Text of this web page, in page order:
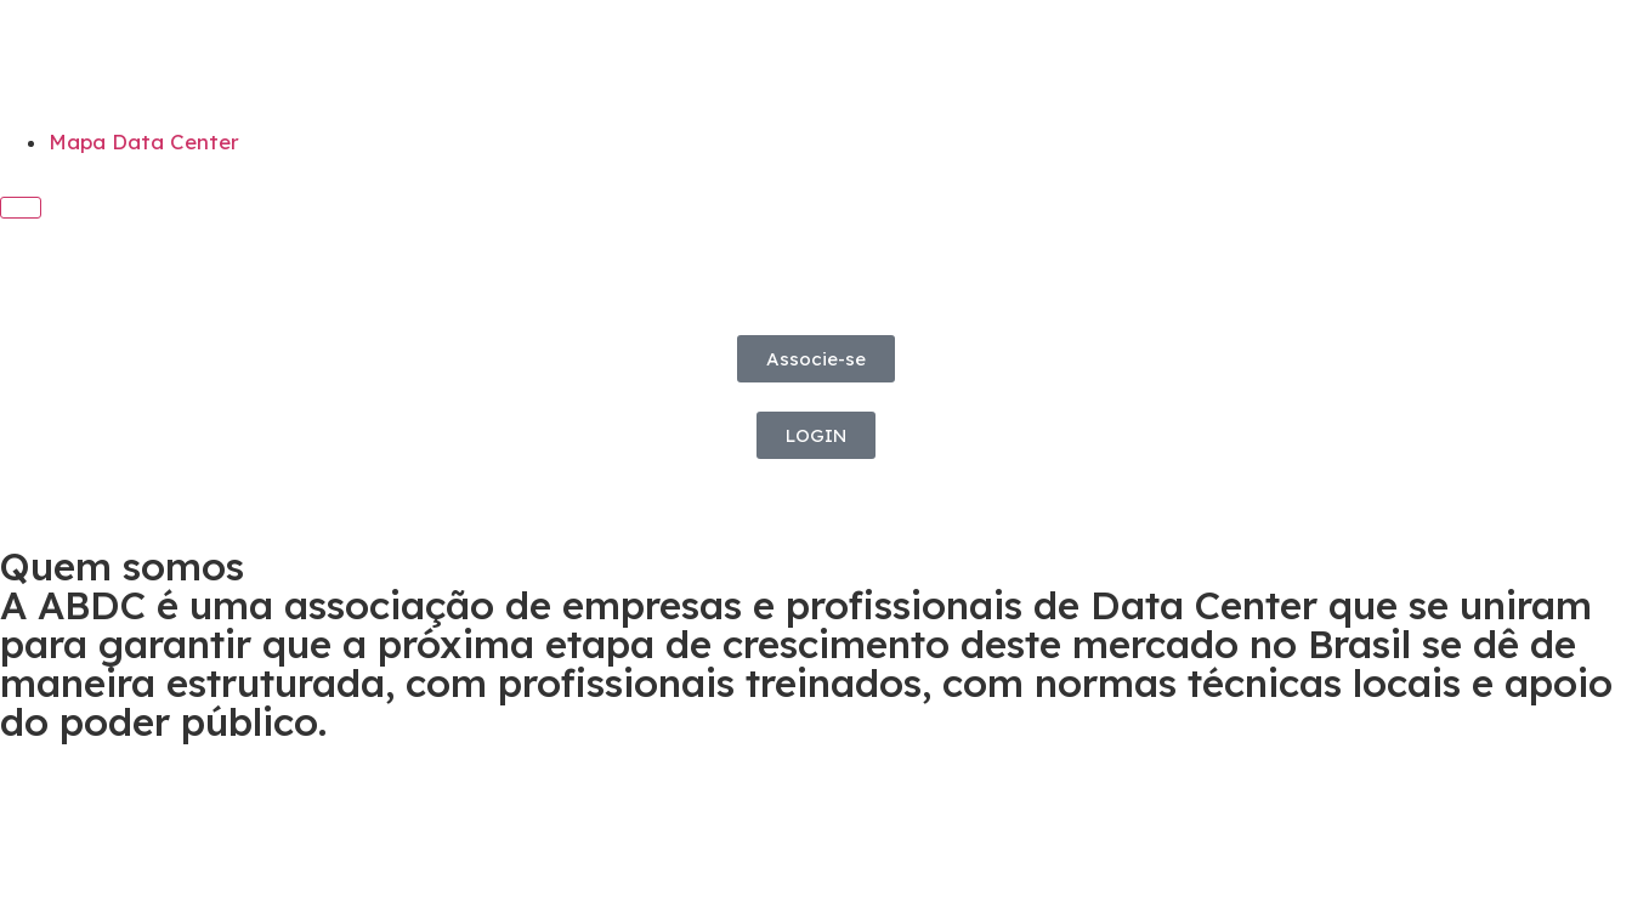
Mapa Data Center
Associe-se
LOGIN
Quem somos
A ABDC é uma associação de empresas e profissionais de Data Center que se uniram
para garantir que a próxima etapa de crescimento deste mercado no Brasil se dê de
maneira estruturada, com profissionais treinados, com normas técnicas locais e apoio
do poder público.